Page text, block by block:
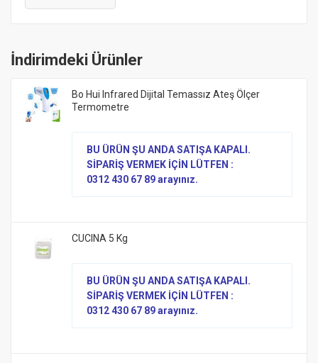
İndirimdeki Ürünler
Bo Hui Infrared Dijital Temassız Ateş Ölçer
Termometre
BU ÜRÜN ŞU ANDA SATIŞA KAPALI.
SİPARİŞ VERMEK İÇİN LÜTFEN :
0312 430 67 89 arayınız.
CUCINA 5 Kg
BU ÜRÜN ŞU ANDA SATIŞA KAPALI.
SİPARİŞ VERMEK İÇİN LÜTFEN :
0312 430 67 89 arayınız.